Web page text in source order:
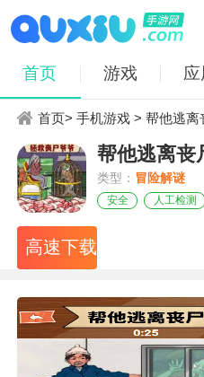
首页 游戏 应
首页>手机游戏 > 帮他逃离
帮他逃离丧
类型： 冒险解谜
安全 人工检测
高速下载